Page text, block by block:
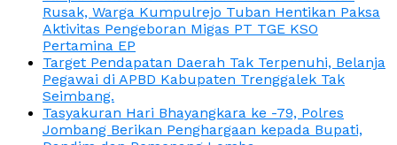
Rusak, Warga Kumpulrejo Tuban Hentikan Paksa
Aktivitas Pengeboran Migas PT TGE KSO
Pertamina EP
Target Pendapatan Daerah Tak Terpenuhi, Belanja
Pegawai di APBD Kabupaten Trenggalek Tak
Seimbang.
Tasyakuran Hari Bhayangkara ke -79, Polres
Jombang Berikan Penghargaan kepada Bupati,